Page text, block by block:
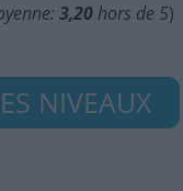
3,20hors de 5)
NIVEAUX